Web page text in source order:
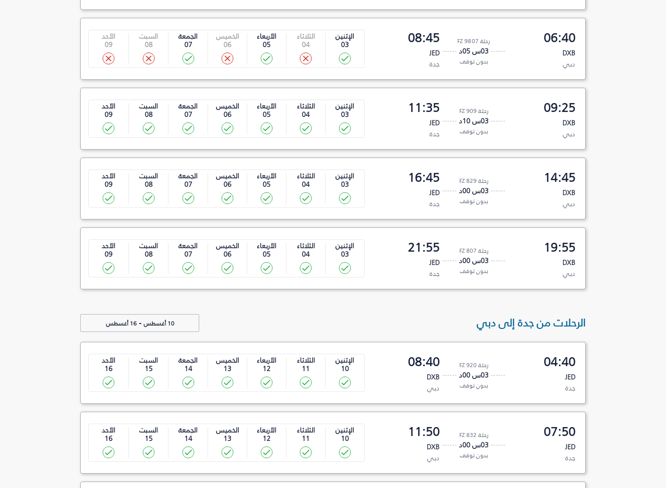
06:40
DXB
دبي
رحلة FZ 9807
03س 05د
بدون توقف
08:45
JED
جدة
الإثنين
03
الثلاثاء
04
الأربعاء
05
الخميس
06
الجمعة
07
السبت
08
الأحد
09
09:25
DXB
دبي
رحلة FZ 909
03س 10د
بدون توقف
11:35
JED
جدة
الإثنين
03
الثلاثاء
04
الأربعاء
05
الخميس
06
الجمعة
07
السبت
08
الأحد
09
14:45
DXB
دبي
رحلة FZ 829
03س 00د
بدون توقف
16:45
JED
جدة
الإثنين
03
الثلاثاء
04
الأربعاء
05
الخميس
06
الجمعة
07
السبت
08
الأحد
09
19:55
DXB
دبي
رحلة FZ 807
03س 00د
بدون توقف
21:55
JED
جدة
الإثنين
03
الثلاثاء
04
الأربعاء
05
الخميس
06
الجمعة
07
السبت
08
الأحد
09
الرحلات من جدة إلى دبي 10 أغسطس -16 أغسطس
04:40
JED
جدة
رحلة FZ 920
03س 00د
بدون توقف
08:40
DXB
دبي
الإثنين
10
الثلاثاء
11
الأربعاء
12
الخميس
13
الجمعة
14
السبت
15
الأحد
16
07:50
JED
جدة
رحلة FZ 832
03س 00د
بدون توقف
11:50
DXB
دبي
الإثنين
10
الثلاثاء
11
الأربعاء
12
الخميس
13
الجمعة
14
السبت
15
الأحد
16